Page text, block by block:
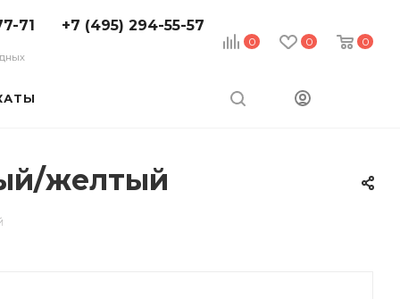
0 0 0
71 +7 (495) 294-55-57
желтый